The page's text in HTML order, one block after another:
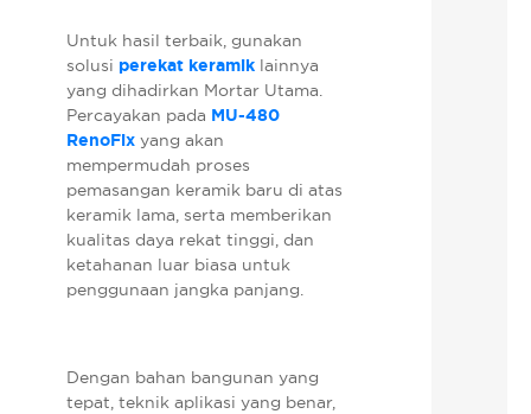
Untuk hasil terbaik, gunakan
solusi perekat keramik lainnya
yang dihadirkan Mortar Utama.
Percayakan pada MU-480
RenoFix yang akan
mempermudah proses
pemasangan keramik baru di atas
keramik lama, serta memberikan
kualitas daya rekat tinggi, dan
ketahanan luar biasa untuk
penggunaan jangka panjang.
Dengan bahan bangunan yang
tepat, teknik aplikasi yang benar,